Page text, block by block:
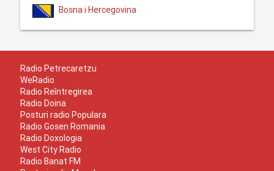
Bosna i Hercegovina
Radio Petrecaretzu
WeRadio
Radio Reîntregirea
Radio Doina
Posturi radio Populara
Radio Gosen Romania
Radio Doxologia
West City Radio
Radio Banat FM